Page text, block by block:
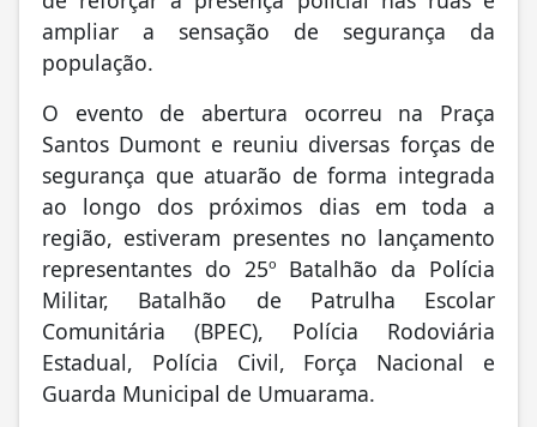
ampliar a sensação de segurança da
população.
O evento de abertura ocorreu na Praça
Santos Dumont e reuniu diversas forças de
segurança que atuarão de forma integrada
ao longo dos próximos dias em toda a
região, estiveram presentes no lançamento
representantes do 25º Batalhão da Polícia
Militar, Batalhão de Patrulha Escolar
Comunitária (BPEC), Polícia Rodoviária
Estadual, Polícia Civil, Força Nacional e
Guarda Municipal de Umuarama.